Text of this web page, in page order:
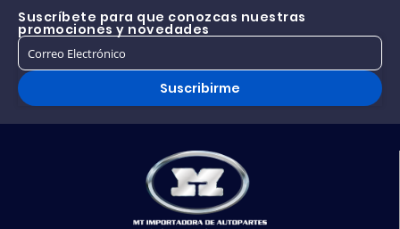
Suscríbete para que conozcas nuestras
promociones y novedades
Suscribirme